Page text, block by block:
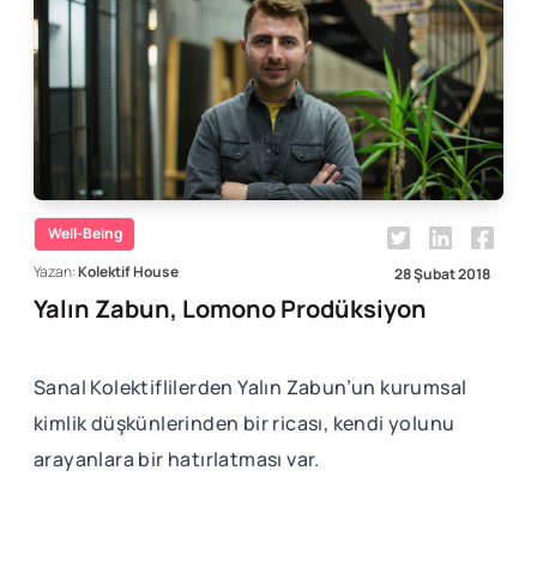
Well-Being
Yazan:Kolektif House 28 Şubat 2018
Yalın Zabun, Lomono Prodüksiyon
Sanal Kolektiflilerden Yalın Zabun’un kurumsal
kimlik düşkünlerinden bir ricası, kendi yolunu
arayanlara bir hatırlatması var.